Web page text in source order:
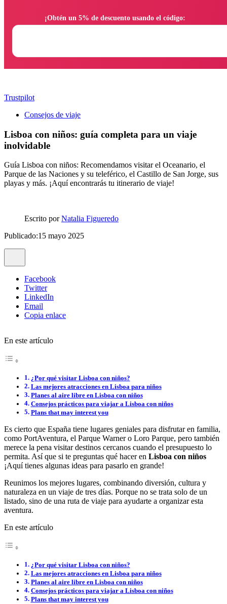
Trustpilot
Consejos de viaje
Lisboa con niños: guía completa para un viaje
inolvidable
Guía Lisboa con niños: Recomendamos visitar el Oceanario, el
Parque de las Naciones y su teleférico, el Castillo de San Jorge, sus
playas y más. ¡Aquí encontrarás tu itinerario de viaje!
Escrito porNatalia Figueredo
Publicado:15 mayo 2025
Facebook
Twitter
LinkedIn
Email
Copia enlace
En este artículo
¿Por qué visitar Lisboa con niños?
Las mejores atracciones en Lisboa para niños
Planes al aire libre en Lisboa con niños
Consejos prácticos para viajar a Lisboa con niños
Plans that may interest you
Es cierto que España tiene lugares geniales para disfrutar en familia,
como PortAventura, el Parque Warner o Loro Parque, pero también
merece la pena visitar destinos cercanos cuando el presupuesto lo
permita. Así que si te preguntas qué hacer en Lisboa con niños
¡Aquí tienes algunas ideas para pasarlo en grande!
Reunimos los mejores lugares, combinando diversión, cultura y
naturaleza en un viaje de tres días. Porque no se trata solo de un
listado, sino de una ruta de viaje para ayudarte a organizar esta
aventura.
En este artículo
¿Por qué visitar Lisboa con niños?
Las mejores atracciones en Lisboa para niños
Planes al aire libre en Lisboa con niños
Consejos prácticos para viajar a Lisboa con niños
Plans that may interest you